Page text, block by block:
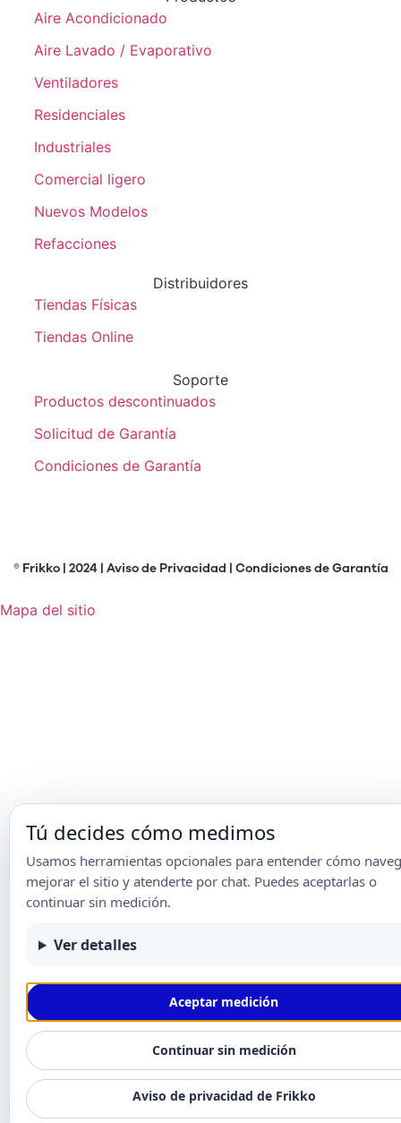
Aire Acondicionado
Aire Lavado / Evaporativo
Ventiladores
Residenciales
Industriales
Comercial ligero
Nuevos Modelos
Refacciones
Distribuidores
Tiendas Físicas
Tiendas Online
Soporte
Productos descontinuados
Solicitud de Garantía
Condiciones de Garantía
® Frikko | 2024 | Aviso de Privacidad | Condiciones de Garantía
Mapa del sitio
Tú decides cómo medimos
Usamos herramientas opcionales para entender cómo
mejorar el sitio y atenderte por chat. Puedes aceptarlas o
continuar sin medición.
Ver detalles
Aceptar medición
Continuar sin medición
Aviso de privacidad de Frikko